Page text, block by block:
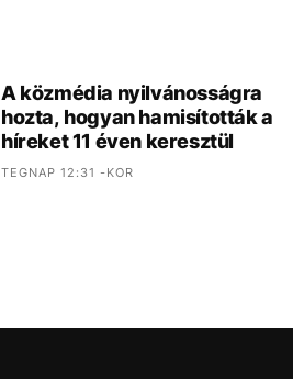
A közmédia nyilvánosságra
hozta, hogyan hamisították a
híreket 11 éven keresztül
TEGNAP 12:31 -KOR